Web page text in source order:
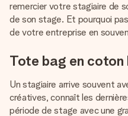
remercier votre stagiaire de
de son stage. Et pourquoi
de votre entreprise en
Tote bag en
Un stagiaire arrive souvent
créatives, connaît les
période de stage avec une